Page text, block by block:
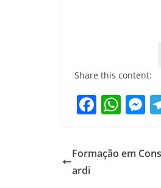
Share this content:
F
e
W
s e
Formação em
ardi